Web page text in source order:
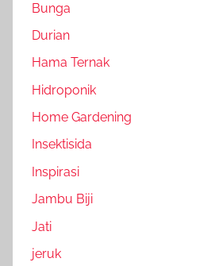
Bunga
Durian
Hama Ternak
Hidroponik
Home Gardening
Insektisida
Inspirasi
Jambu Biji
Jati
jeruk